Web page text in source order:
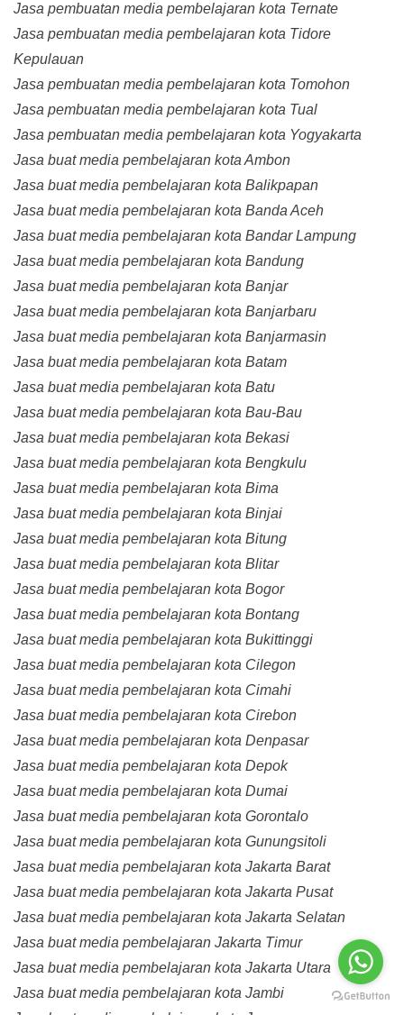
Jasa pembuatan media pembelajaran kota Ternate
Jasa pembuatan media pembelajaran kota Tidore
Kepulauan
Jasa pembuatan media pembelajaran kota Tomohon
Jasa pembuatan media pembelajaran kota Tual
Jasa pembuatan media pembelajaran kota Yogyakarta
Jasa buat media pembelajaran kota Ambon
Jasa buat media pembelajaran kota Balikpapan
Jasa buat media pembelajaran kota Banda Aceh
Jasa buat media pembelajaran kota Bandar Lampung
Jasa buat media pembelajaran kota Bandung
Jasa buat media pembelajaran kota Banjar
Jasa buat media pembelajaran kota Banjarbaru
Jasa buat media pembelajaran kota Banjarmasin
Jasa buat media pembelajaran kota Batam
Jasa buat media pembelajaran kota Batu
Jasa buat media pembelajaran kota Bau-Bau
Jasa buat media pembelajaran kota Bekasi
Jasa buat media pembelajaran kota Bengkulu
Jasa buat media pembelajaran kota Bima
Jasa buat media pembelajaran kota Binjai
Jasa buat media pembelajaran kota Bitung
Jasa buat media pembelajaran kota Blitar
Jasa buat media pembelajaran kota Bogor
Jasa buat media pembelajaran kota Bontang
Jasa buat media pembelajaran kota Bukittinggi
Jasa buat media pembelajaran kota Cilegon
Jasa buat media pembelajaran kota Cimahi
Jasa buat media pembelajaran kota Cirebon
Jasa buat media pembelajaran kota Denpasar
Jasa buat media pembelajaran kota Depok
Jasa buat media pembelajaran kota Dumai
Jasa buat media pembelajaran kota Gorontalo
Jasa buat media pembelajaran kota Gunungsitoli
Jasa buat media pembelajaran kota Jakarta Barat
Jasa buat media pembelajaran kota Jakarta Pusat
Jasa buat media pembelajaran kota Jakarta Selatan
Jasa buat media pembelajaran Jakarta Timur
Jasa buat media pembelajaran kota Jakarta Utara
Jasa buat media pembelajaran kota Jambi